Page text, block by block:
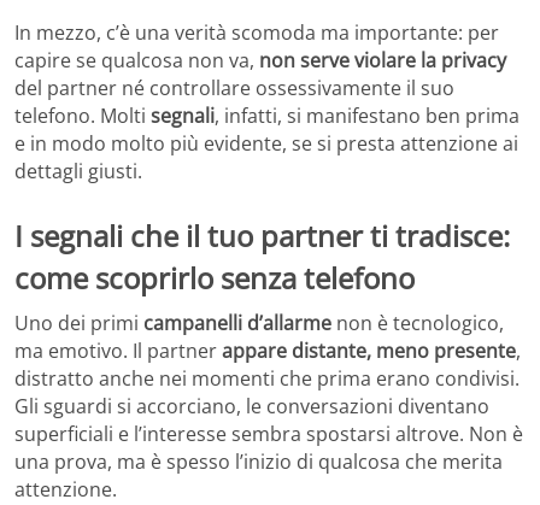
In mezzo, c’è una verità scomoda ma importante: per
capire se qualcosa non va, non serve violare la privacy
del partner né controllare ossessivamente il suo
telefono. Molti segnali, infatti, si manifestano ben prima
e in modo molto più evidente, se si presta attenzione ai
dettagli giusti.
I segnali che il tuo partner ti tradisce:
come scoprirlo senza telefono
Uno dei primi campanelli d’allarme non è tecnologico,
ma emotivo. Il partnerappare distante, meno presente,
distratto anche nei momenti che prima erano condivisi.
Gli sguardi si accorciano, le conversazioni diventano
superficiali e l’interesse sembra spostarsi altrove. Non è
una prova, ma è spesso l’inizio di qualcosa che merita
attenzione.